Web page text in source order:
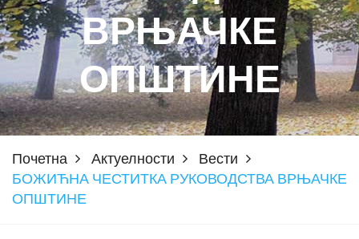
ВРЊАЧКЕ
ОПШТИНЕ
Почетна Актуелности
Вести
БОЖИЋНА ЧЕСТИТКА РУКОВОДСТВА ВРЊАЧКЕ
ОПШТИНЕ